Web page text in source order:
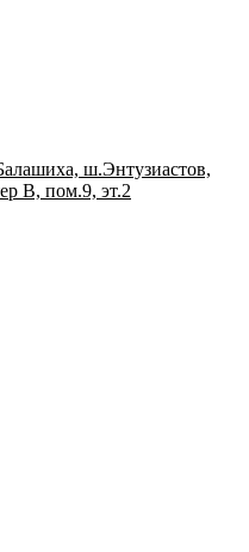
ш.Энтузиастов,
В, пом.9, эт.2